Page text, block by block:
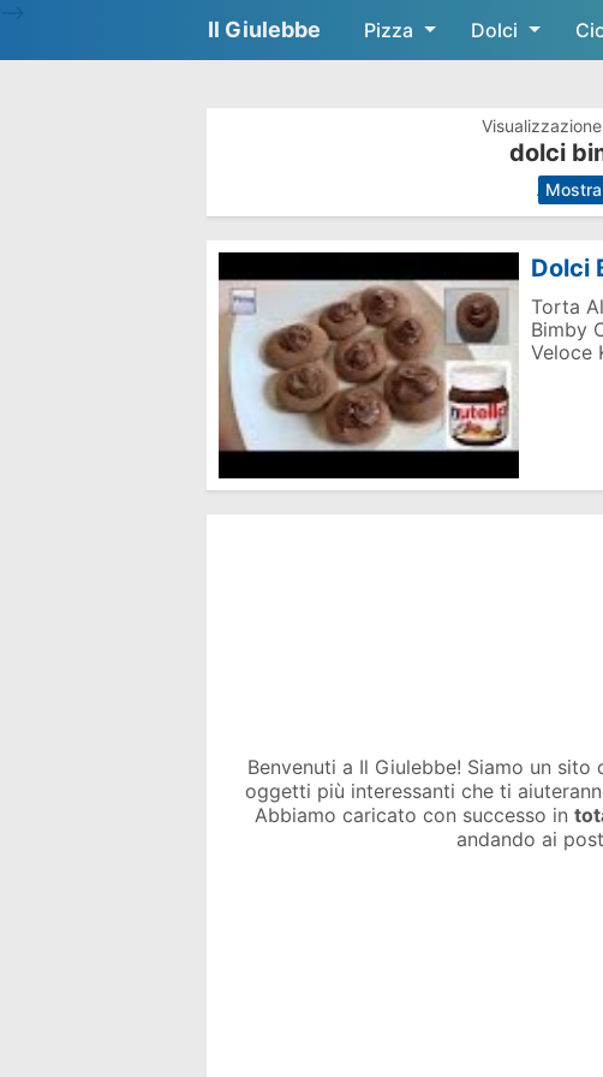
Il Giulebbe Pizza Dolci
dolci
.
Dolci
Torta
Bimby
Veloce
Benvenuti a Il Giulebbe! Siamo un
oggetti più interessanti che ti
Abbiamo caricato con successo in
andando ai post